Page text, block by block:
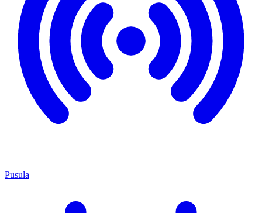
Pusula